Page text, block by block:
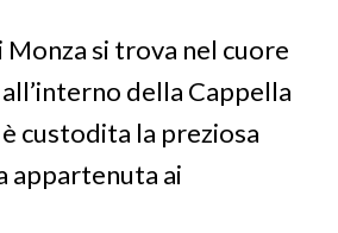
Monza si trova nel cuore
della Cappella
custodita la preziosa
appartenuta ai